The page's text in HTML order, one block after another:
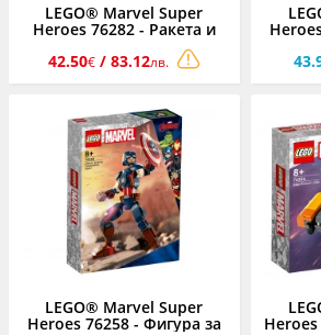
LEGO® Marvel Super
Heroes 76282 - Ракета и
42.50€/ 83.12лв.
LEGO® Marvel Super
Heroes 76258 - Фигура за